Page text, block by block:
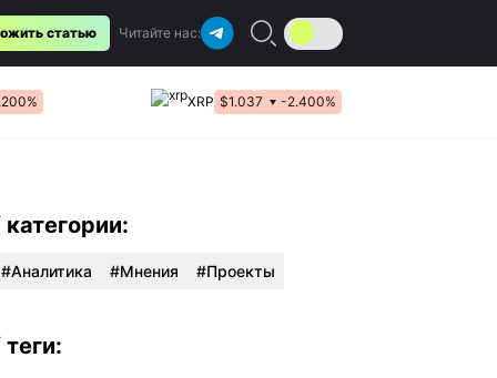
статью Читайте нас:
XRP $1.037 -2.400%
категории:
Аналитика Мнения Проекты
теги: